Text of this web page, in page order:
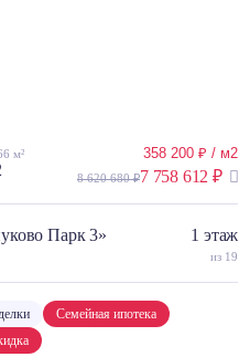
м² 358 200 ₽ / м2
8 620 680 ₽7 758 612 ₽
Парк 3» 1 этаж
из 19
Семейная ипотека